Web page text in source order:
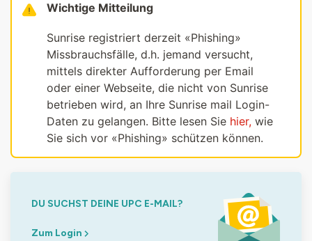
Wichtige Mitteilung
Sunrise registriert derzeit «Phishing»
Missbrauchsfälle, d.h. jemand versucht,
mittels direkter Aufforderung per Email
oder einer Webseite, die nicht von Sunrise
betrieben wird, an Ihre Sunrise mail Login-
Daten zu gelangen. Bitte lesen Sie hier, wie
Sie sich vor «Phishing» schützen können.
DU SUCHST DEINE UPC E-MAIL?
Zum Login